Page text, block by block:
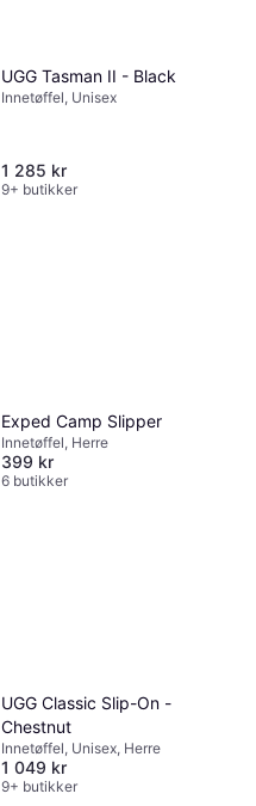
UGG Tasman II - Black
Innetøffel, Unisex
1 285 kr
9+ butikker
Exped Camp Slipper
Innetøffel, Herre
399 kr
6 butikker
UGG Classic Slip-On -
Chestnut
Innetøffel, Unisex, Herre
1 049 kr
9+ butikker